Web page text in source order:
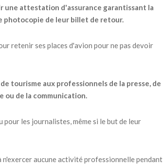
une attestation d'assurance garantissant la
photocopie de leur billet de retour.
retenir ses places d'avion pour ne pas devoir
tourisme aux professionnels de la presse, de
de la communication.
les journalistes, même si le but de leur
aucune activité professionnelle pendant